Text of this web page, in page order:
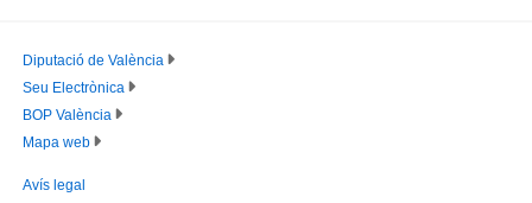
PIE
PRINCIPAL
Diputació de València
Seu Electrònica
BOP València
Mapa web
Avís legal